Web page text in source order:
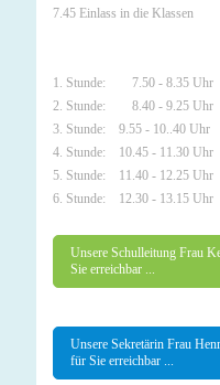
7.45 Einlass in die Klassen
1. Stunde: 7.50 - 8.35 Uhr
2. Stunde: 8.40 - 9.25 Uhr
3. Stunde: 9.55 - 10..40 Uhr
4. Stunde: 10.45 - 11.30 Uhr
5. Stunde: 11.40 - 12.25 Uhr
6. Stunde: 12.30 - 13.15 Uhr
Unsere Schulleitung Frau
Sie erreichbar ...
Unsere Sekretärin Frau
für Sie erreichbar ...